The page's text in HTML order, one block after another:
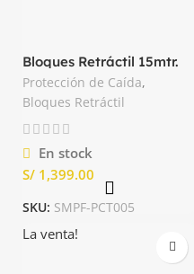
Bloques Retráctil 15mtr.
Cable de Acero TRX
Protección de Caída,
Bloques Retráctil
En stock
S/
SKU: SMPF-PCT005
La venta!